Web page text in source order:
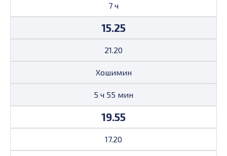
7 ч
15.25
21.20
Хошимин
5 ч 55 мин
19.55
17.20